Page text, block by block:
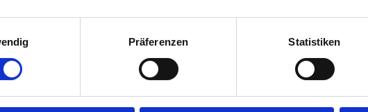
Präferenzen Statistiken
Modul A in Castrop-Rauxel in Castrop-Rauxel